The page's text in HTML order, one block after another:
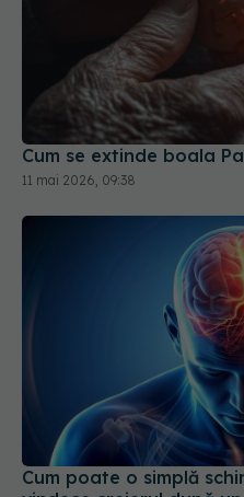
Cum se extinde boala
11 mai 2026, 09:38
Cum poate o simplă
vindece creierul după un
30 iun 2026, 17:13